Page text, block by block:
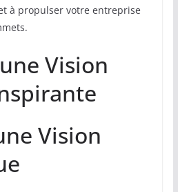
à propulser votre entreprise
Vision
Vision